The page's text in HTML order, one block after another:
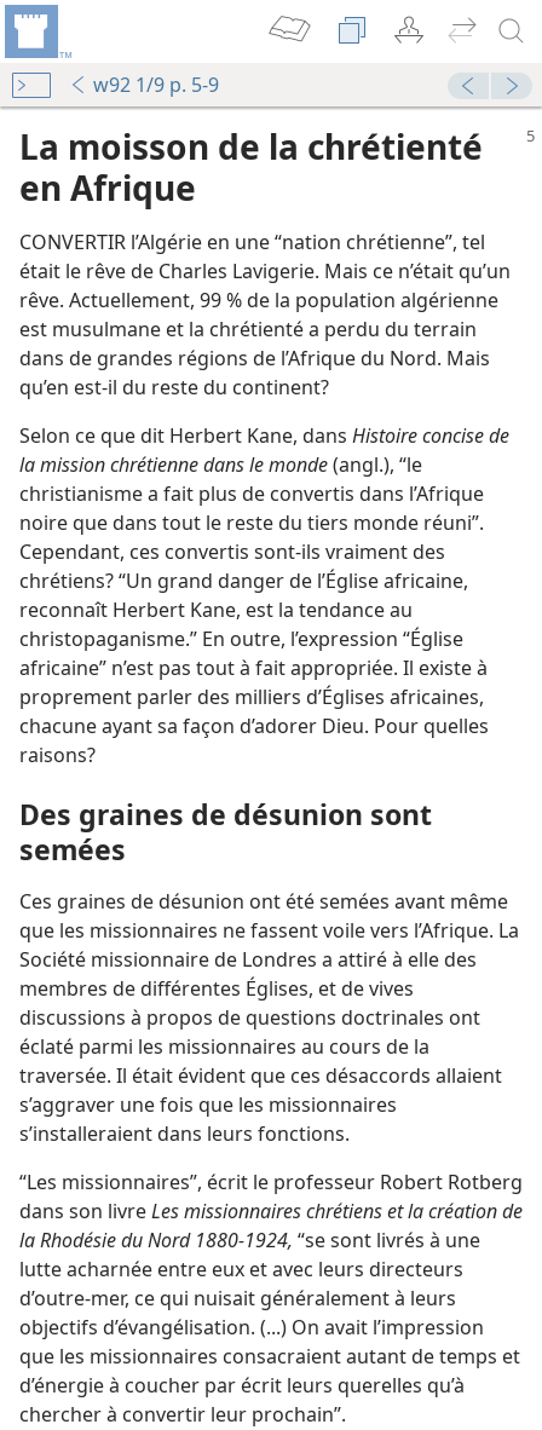
w92 1/9 p. 5-9
La moisson de la chrétienté
en Afrique
CONVERTIR l’Algérie en une “nation chrétienne”, tel
était le rêve de Charles Lavigerie. Mais ce n’était qu’un
rêve. Actuellement, 99 % de la population algérienne
est musulmane et la chrétienté a perdu du terrain
dans de grandes régions de l’Afrique du Nord. Mais
qu’en est-​il du reste du continent?
Selon ce que dit Herbert Kane, dans Histoire concise de
la mission chrétienne dans le monde(angl.), “le
christianisme a fait plus de convertis dans l’Afrique
noire que dans tout le reste du tiers monde réuni”.
Cependant, ces convertis sont-​ils vraiment des
chrétiens? “Un grand danger de l’Église africaine,
reconnaît Herbert Kane, est la tendance au
christopaganisme.” En outre, l’expression “Église
africaine” n’est pas tout à fait appropriée. Il existe à
proprement parler des milliers d’Églises africaines,
chacune ayant sa façon d’adorer Dieu. Pour quelles
raisons?
Des graines de désunion sont
semées
Ces graines de désunion ont été semées avant même
que les missionnaires ne fassent voile vers l’Afrique. La
Société missionnaire de Londres a attiré à elle des
membres de différentes Églises, et de vives
discussions à propos de questions doctrinales ont
éclaté parmi les missionnaires au cours de la
traversée. Il était évident que ces désaccords allaient
s’aggraver une fois que les missionnaires
s’installeraient dans leurs fonctions.
“Les missionnaires”, écrit le professeur Robert Rotberg
dans son livreLes missionnaires chrétiens et la création de
la Rhodésie du Nord 1880-​1924, “se sont livrés à une
lutte acharnée entre eux et avec leurs directeurs
d’outre-mer, ce qui nuisait généralement à leurs
objectifs d’évangélisation. (...) On avait l’impression
que les missionnaires consacraient autant de temps et
d’énergie à coucher par écrit leurs querelles qu’à
chercher à convertir leur prochain”.